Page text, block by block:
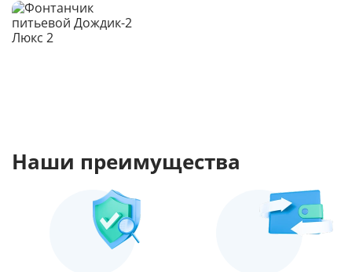
Наши преимущества